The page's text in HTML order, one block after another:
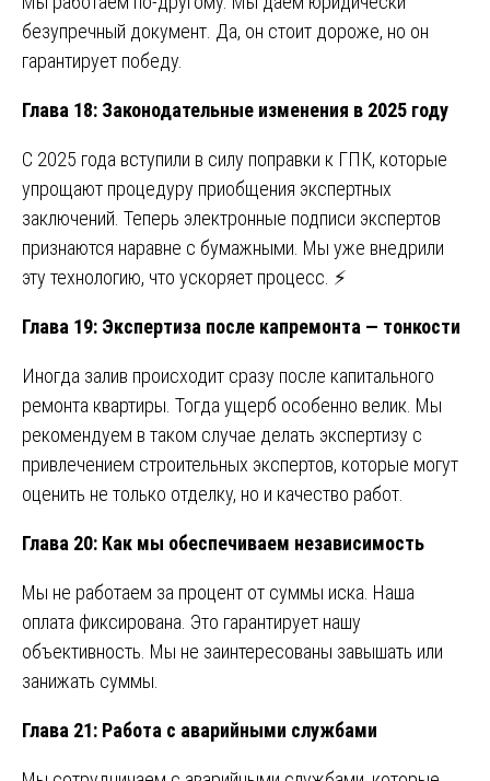
безупречный документ. Да, он стоит дороже, но он
гарантирует победу.
Глава 18: Законодательные изменения в 2025 году
С 2025 года вступили в силу поправки к ГПК, которые
упрощают процедуру приобщения экспертных
заключений. Теперь электронные подписи экспертов
признаются наравне с бумажными. Мы уже внедрили
эту технологию, что ускоряет процесс. ⚡
Глава 19: Экспертиза после капремонта — тонкости
Иногда залив происходит сразу после капитального
ремонта квартиры. Тогда ущерб особенно велик. Мы
рекомендуем в таком случае делать экспертизу с
привлечением строительных экспертов, которые могут
оценить не только отделку, но и качество работ.
Глава 20: Как мы обеспечиваем независимость
Мы не работаем за процент от суммы иска. Наша
оплата фиксирована. Это гарантирует нашу
объективность. Мы не заинтересованы завышать или
занижать суммы.
Глава 21: Работа с аварийными службами